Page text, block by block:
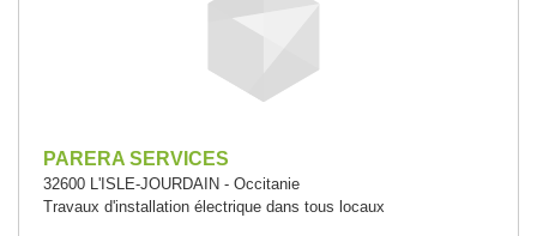
PARERA SERVICES
32600 L'ISLE-JOURDAIN - Occitanie
Travaux d'installation électrique dans tous locaux